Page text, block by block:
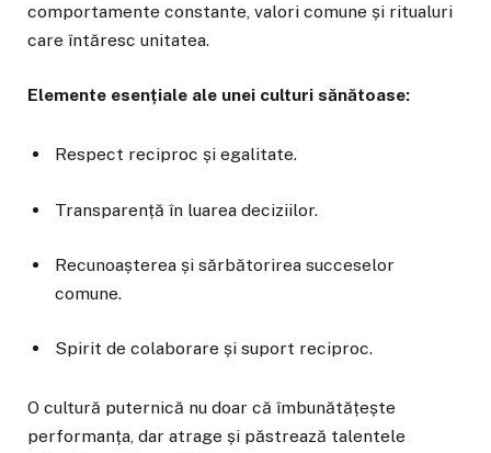
comportamente constante, valori comune și ritualuri
care întăresc unitatea.
Elemente esențiale ale unei culturi sănătoase:
Respect reciproc și egalitate.
Transparență în luarea deciziilor.
Recunoașterea și sărbătorirea succeselor
comune.
Spirit de colaborare și suport reciproc.
O cultură puternică nu doar că îmbunătățește
performanța, dar atrage și păstrează talentele